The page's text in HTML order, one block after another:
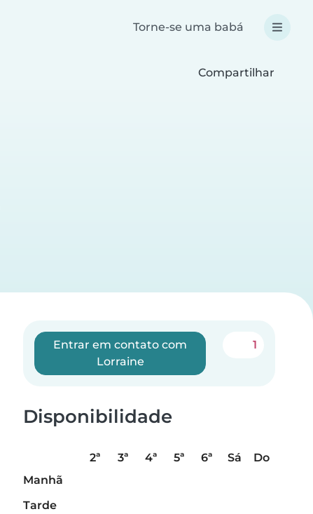
Torne-se uma babá
Compartilhar
Entrar em contato com
Lorraine
1
Disponibilidade
2ª 3ª 4ª 5ª 6ª Sá
Do
Manhã
Tarde